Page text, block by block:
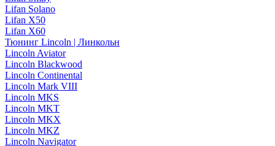
Lifan Solano
Lifan X50
Lifan X60
Тюнинг Lincoln | Линкольн
Lincoln Aviator
Lincoln Blackwood
Lincoln Continental
Lincoln Mark VIII
Lincoln MKS
Lincoln MKT
Lincoln MKX
Lincoln MKZ
Lincoln Navigator